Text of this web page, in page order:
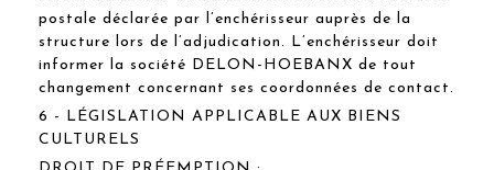
postale déclarée par l’enchérisseur auprès de la
structure lors de l’adjudication. L’enchérisseur doit
informer la société DELON-HOEBANX de tout
changement concernant ses coordonnées de contact.
6 - LÉGISLATION APPLICABLE AUX BIENS
CULTURELS